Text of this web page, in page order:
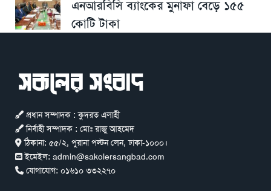
এনআরবিসি ব্যাংকের মুনাফা বেড়ে ১৫৫
কোটি টাকা
প্রধান সম্পাদক : কুদরত এলাহী
নির্বাহী সম্পাদক : মোঃ রাজু আহমেদ
ঠিকানা: ৫৫/২, পুরানা পল্টন লেন, ঢাকা-১০০০।
ইমেইল: admin@sakolersangbad.com
যোগাযোগ: ০১৬১০ ৩৩২২৭০